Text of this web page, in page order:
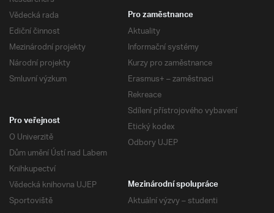
Vědecká rada
Ediční činnost
Mezinárodní projekty
Národní projekty
Smluvní výzkum
Pro zaměstnance
Aktuality
Informační systémy
Kurzy pro zaměstnance
Erasmus+ – zaměstnaci
Rekreace
Sdílení přístrojového vybavení
Etický kodex
Odbory UJEP
Pro veřejnost
O Univerzitě
Dům umění Ústí nad Labem
Knihkupectví
Vědecká knihovna UJEP
Sportoviště
Mezinárodní spolupráce
Aktuální výzvy – studenti